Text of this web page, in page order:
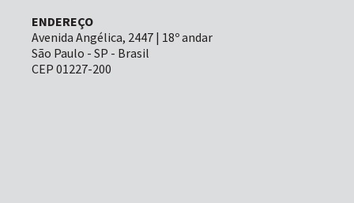
ENDEREÇO
Avenida Angélica, 2447 | 18º andar
São Paulo - SP - Brasil
CEP 01227-200